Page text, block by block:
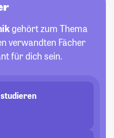
gehört zum Thema
verwandten Fächer
für dich sein.